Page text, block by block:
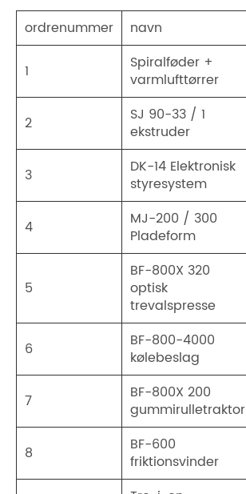
ordrenummer navn
1
Spiralføder +
varmlufttørrer
2
SJ 90-33 / 1
ekstruder
3
DK-14 Elektronisk
styresystem
4
MJ-200 / 300
Pladeform
5
BF-800X 320
optisk
trevalspresse
6
BF-800-4000
kølebeslag
7
BF-800X 200
gummirulletraktor
8
BF-600
friktionsvinder